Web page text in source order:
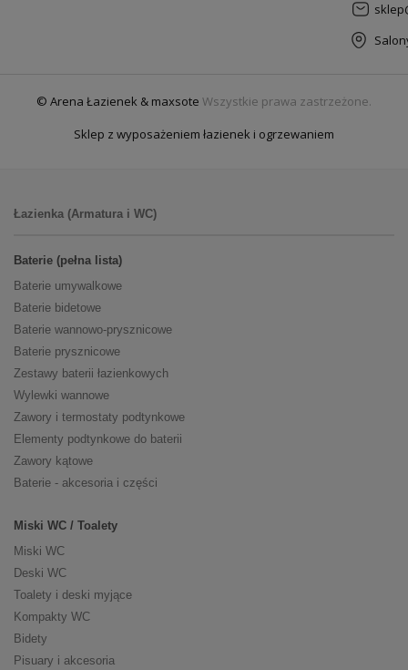
© Arena Łazienek & maxsote Wszystkie prawa zastrzeżone.
Sklep z wyposażeniem łazienek i ogrzewaniem
Łazienka (Armatura i WC)
Baterie (pełna lista)
Baterie umywalkowe
Baterie bidetowe
Baterie wannowo-prysznicowe
Baterie prysznicowe
Zestawy baterii łazienkowych
Wylewki wannowe
Zawory i termostaty podtynkowe
Elementy podtynkowe do baterii
Zawory kątowe
Baterie - akcesoria i części
Miski WC / Toalety
Miski WC
Deski WC
Toalety i deski myjące
Kompakty WC
Bidety
Pisuary i akcesoria